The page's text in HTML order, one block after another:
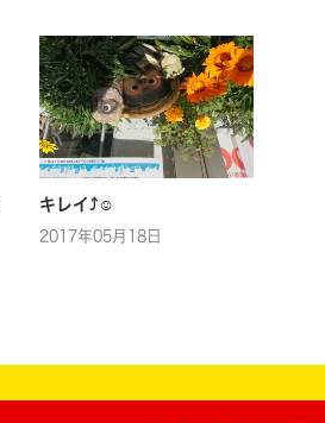
キレイ⤴☺
2017年05月18日